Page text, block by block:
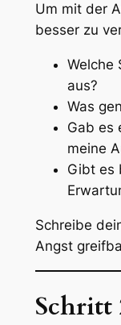
Um mit der
besser zu
Welche
aus?
Was
Gab es
meine
Gibt es
Schreibe
Angst
Schritt